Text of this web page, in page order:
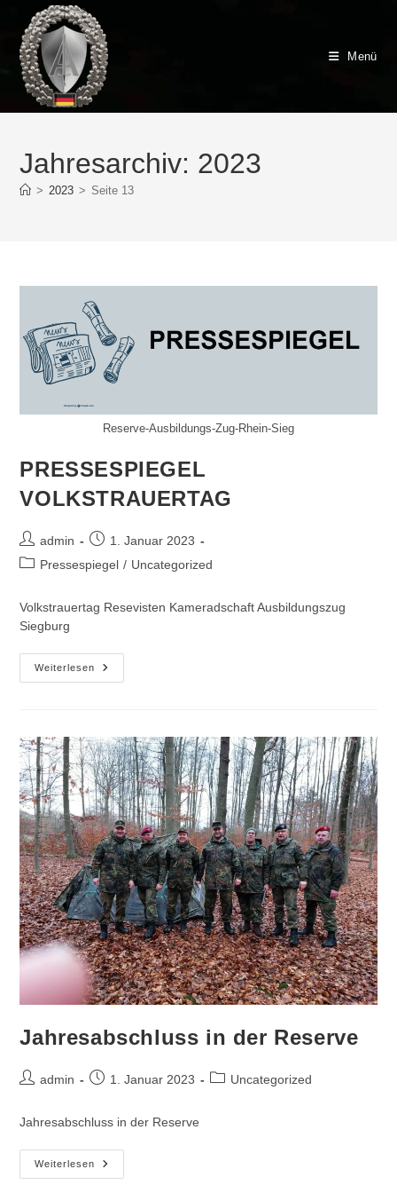
Inhalt
springen
Menü
Jahresarchiv: 2023
> 2023 > Seite 13
Reserve-Ausbildungs-Zug-Rhein-Sieg
PRESSESPIEGEL
VOLKSTRAUERTAG
Beitrags-
Autor:
admin
Beitrag
veröffentlicht:
1. Januar 2023
Beitrags-
Pressespiegel / Uncategorized
Volkstrauertag Resevisten Kameradschaft Ausbildungszug
Siegburg
Weiterlesen
PRESSESPIEGEL
VOLKSTRAUERTAG
Jahresabschluss in der Reserve
Beitrags-
admin
Beitrag1. Januar 2023
Beitrags-
Uncategorized
Jahresabschluss in der Reserve
Weiterlesen
Jahresabschluss
In